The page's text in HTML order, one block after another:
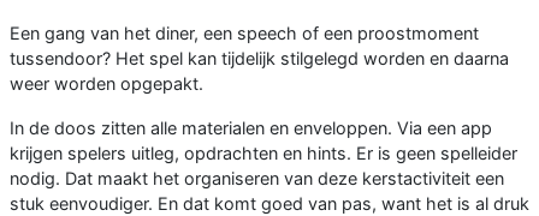
Een gang van het diner, een speech of een proostmoment
tussendoor? Het spel kan tijdelijk stilgelegd worden en daarna
weer worden opgepakt.
In de doos zitten alle materialen en enveloppen. Via een app
krijgen spelers uitleg, opdrachten en hints. Er is geen spelleider
nodig. Dat maakt het organiseren van deze kerstactiviteit een
stuk eenvoudiger. En dat komt goed van pas, want het is al druk